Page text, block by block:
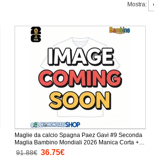
Mostra:
Maglie da calcio Spagna Paez Gavi #9 Seconda
Maglia Bambino Mondiali 2026 Manica Corta +
Pantaloni corti)
91.88€ 36.75€